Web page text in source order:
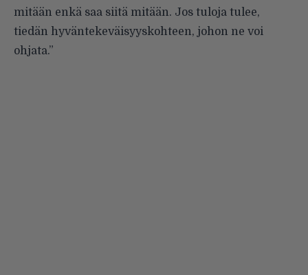
mitään enkä saa siitä mitään. Jos tuloja tulee,
tiedän hyväntekeväisyyskohteen, johon ne voi
ohjata.”